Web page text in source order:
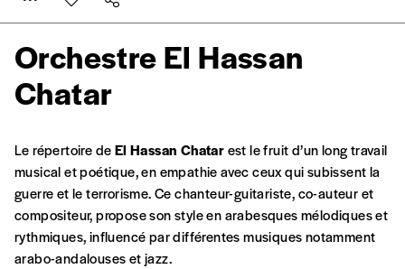
Orchestre El Hassan
ChatarSe connecter
Formulaire de
commande
A partir de 2021,
Imag, le magazine de
l’interculturel,
vous est proposé à PRIX LIBRE.
Le prix libre est un mode de fixation du prix
par l’acheteur d’un bien ou d’un service, qui
Le répertoire deEl Hassan Chatarest le fruit d’un long travail
musical et poétique, en empathie avec ceux qui subissent la
guerre et le terrorisme. Ce chanteur-guitariste, co-auteur et
compositeur, propose son style en arabesques mélodiques et
rythmiques, influencé par différentes musiques notamment
arabo-andalouses et jazz.